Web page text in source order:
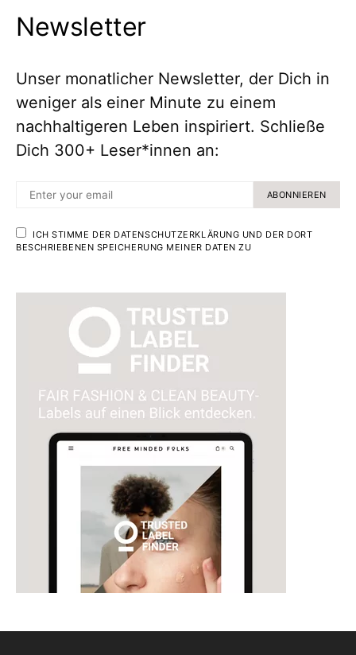
Newsletter
Unser monatlicher Newsletter, der Dich in
weniger als einer Minute zu einem
nachhaltigeren Leben inspiriert. Schließe
Dich 300+ Leser*innen an:
ABONNIEREN
ICH STIMME DER DATENSCHUTZERKLÄRUNG UND DER DORT
BESCHRIEBENEN SPEICHERUNG MEINER DATEN ZU